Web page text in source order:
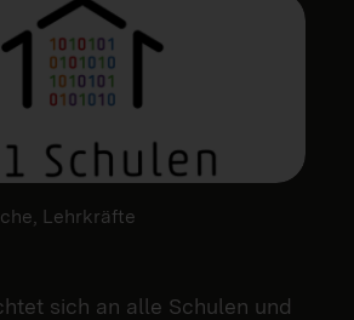
Lehrkräfte
sich an alle Schulen und